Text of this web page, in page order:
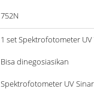
752N
1 set Spektrofotometer UV
Bisa dinegosiasikan
Spektrofotometer UV